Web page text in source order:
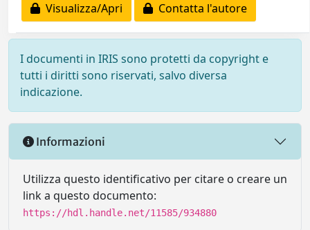
Visualizza/Apri
Contatta l'autore
I documenti in IRIS sono protetti da copyright e
tutti i diritti sono riservati, salvo diversa
indicazione.
Informazioni
Utilizza questo identificativo per citare o creare un
link a questo documento:
https://hdl.handle.net/11585/934880